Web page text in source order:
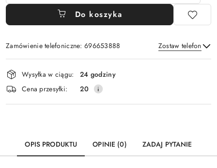
Do koszyka
Zamówienie telefoniczne: 696653888 Zostaw telefon
Wyślij
Dostępność
i
dostawa
Wysyłka w ciągu:
24 godziny
Cena przesyłki:
20
OPIS PRODUKTU OPINIE (0) ZADAJ PYTANIE